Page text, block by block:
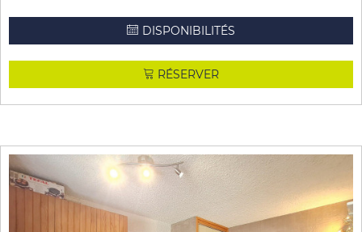
DISPONIBILITÉS
RÉSERVER